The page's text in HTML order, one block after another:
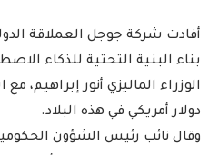
أفادت شركة جوجل العملاقة
بناء البنية التحتية للذكاء
دولار أمريكي في هذه البلاد.
وقال نائب رئيس الشؤون